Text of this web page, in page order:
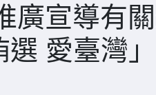
廣宣導有
選 愛臺灣